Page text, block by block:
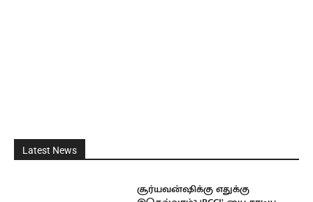
Latest News
சூர்யவன்ஷிக்கு எதுக்கு